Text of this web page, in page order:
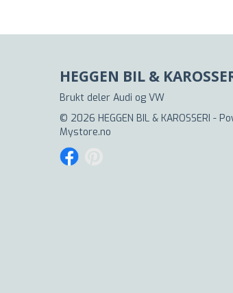
HEGGEN BIL &
Brukt deler Audi og VW
© 2026 HEGGEN BIL & KAROSSERI -
Mystore.no